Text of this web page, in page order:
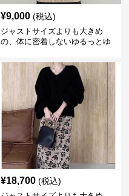
¥9,000 (税込)
ジャストサイズよりも大きめ
の、体に密着しないゆるっとゆ
ビッグシルエットロゴニット
¥18,700 (税込)